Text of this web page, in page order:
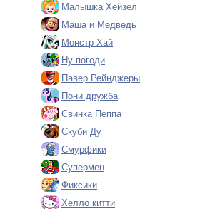
Малышка Хейзел
Маша и Медведь
Монстр Хай
Ну погоди
Павер Рейнджеры
Пони дружба
Свинка Пеппа
Скуби Ду
Смурфики
Супермен
Фиксики
Хелло китти